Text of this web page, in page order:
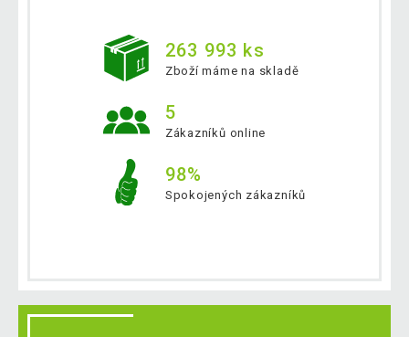
263 993 ks
Zboží máme na skladě
5
Zákazníků online
98%
Spokojených zákazníků